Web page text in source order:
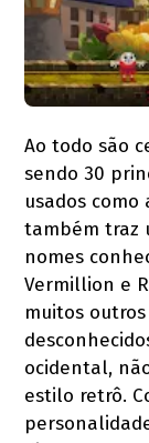
Ao todo são
sendo 30
usados como
também traz
nomes
Vermillion e
muitos
ocidental,
estilo retrô.